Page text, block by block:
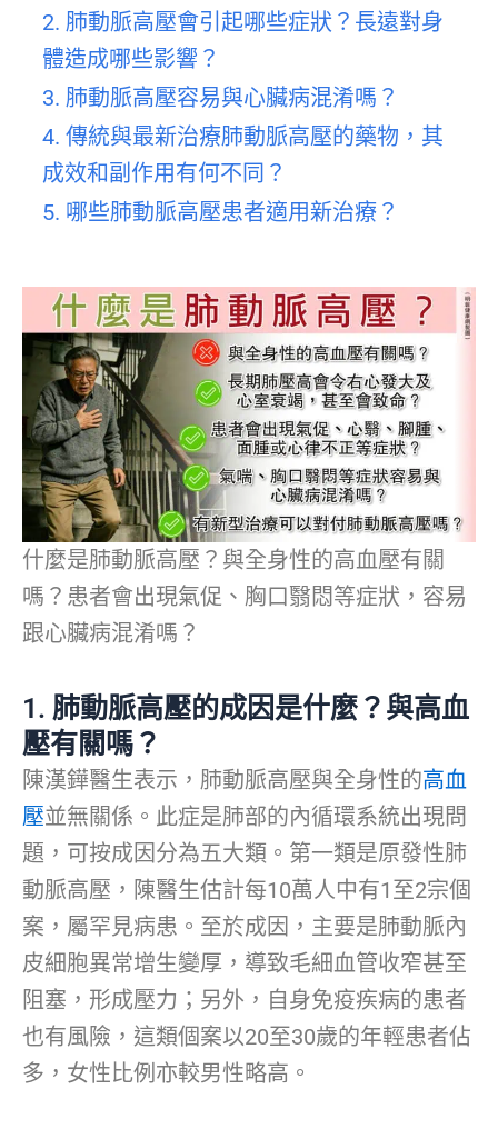
2. 肺動脈高壓會引起哪些症狀？長遠對身
體造成哪些影響？
3. 肺動脈高壓容易與心臟病混淆嗎？
4. 傳統與最新治療肺動脈高壓的藥物，其
成效和副作用有何不同？
5. 哪些肺動脈高壓患者適用新治療？
什麼是肺動脈高壓？與全身性的高血壓有關
嗎？患者會出現氣促、胸口翳悶等症狀，容易
跟心臟病混淆嗎？
1. 肺動脈高壓的成因是什麼？與高血
壓有關嗎？
陳漢鏵醫生表示，肺動脈高壓與全身性的高血
壓並無關係。此症是肺部的內循環系統出現問
題，可按成因分為五大類。第一類是原發性肺
動脈高壓，陳醫生估計每10萬人中有1至2宗個
案，屬罕見病患。至於成因，主要是肺動脈內
皮細胞異常增生變厚，導致毛細血管收窄甚至
阻塞，形成壓力；另外，自身免疫疾病的患者
也有風險，這類個案以20至30歲的年輕患者佔
多，女性比例亦較男性略高。